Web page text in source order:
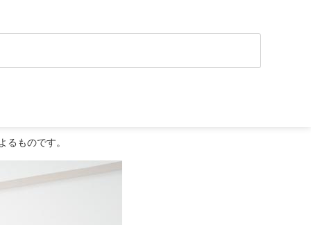
ものです。